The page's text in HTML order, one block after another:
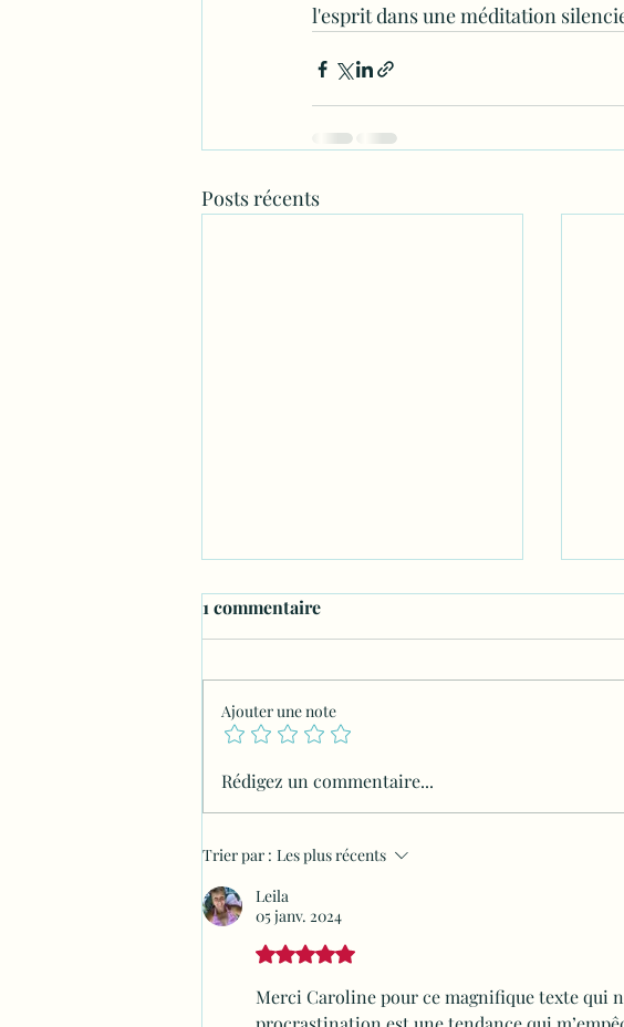
l'esprit dans une méditation
Posts récents
La puissance des postures de
yoga en torsion
1 commentaire
Ajouter une note
Rédigez un commentaire...
Trier par : Les plus récents
Leila
05 janv. 2024
Noté 5 étoiles sur 5.
Merci Caroline pour ce magnifique texte qui